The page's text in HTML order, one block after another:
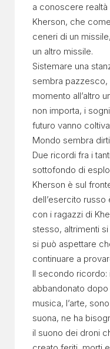
a conoscere
Kherson, che
ceneri di un
un altro missile.
Sistemare una
sembra pazzesco,
momento all’altro
non importa, i
futuro vanno
Mondo sembra
Due ricordi fra i
sottofondo di
Kherson è sul
dell’esercito
con i ragazzi di
stesso, altrimenti
si può aspettare
continuare a
Il secondo ricordo:
abbandonato
musica, l’arte,
suona, ne ha
il suono dei droni